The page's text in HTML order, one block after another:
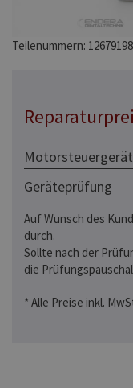
Teilenummern:
Geräteprüfung
Auf Wunsch des
durch.
Sollte nach der
die
* Alle Preise inkl.